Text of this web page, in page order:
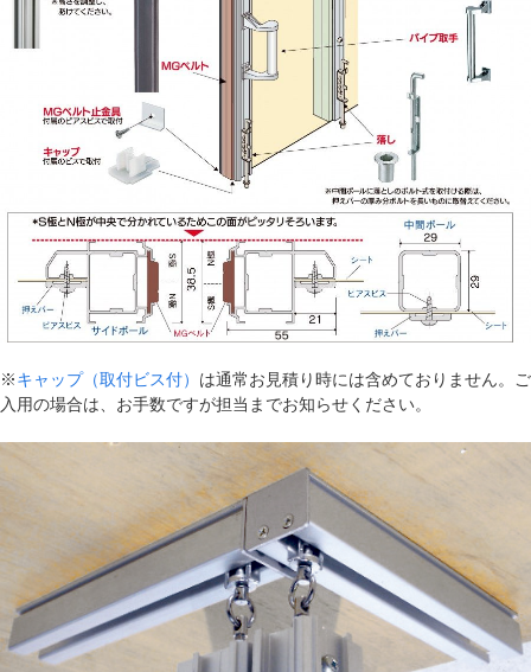
※キャップ（取付ビス付） は通常お見積り時には含めておりません。ご
入用の場合は、お手数ですが担当までお知らせください。